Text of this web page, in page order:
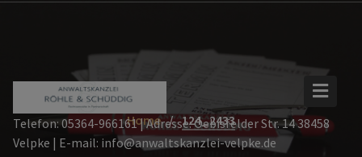
Telefon: 05364-966161 | Adresse: Oebisfelder Str. 14 38458
Velpke | E-mail: info@anwaltskanzlei-velpke.de
Home 124_2433